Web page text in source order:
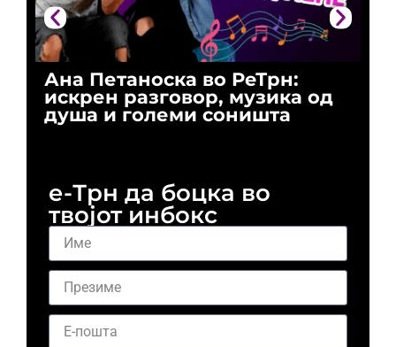
Ана Петаноска во РеТрн:
искрен разговор, музика од
душа и големи соништа
е-Трн да боцка во
твојот инбокс